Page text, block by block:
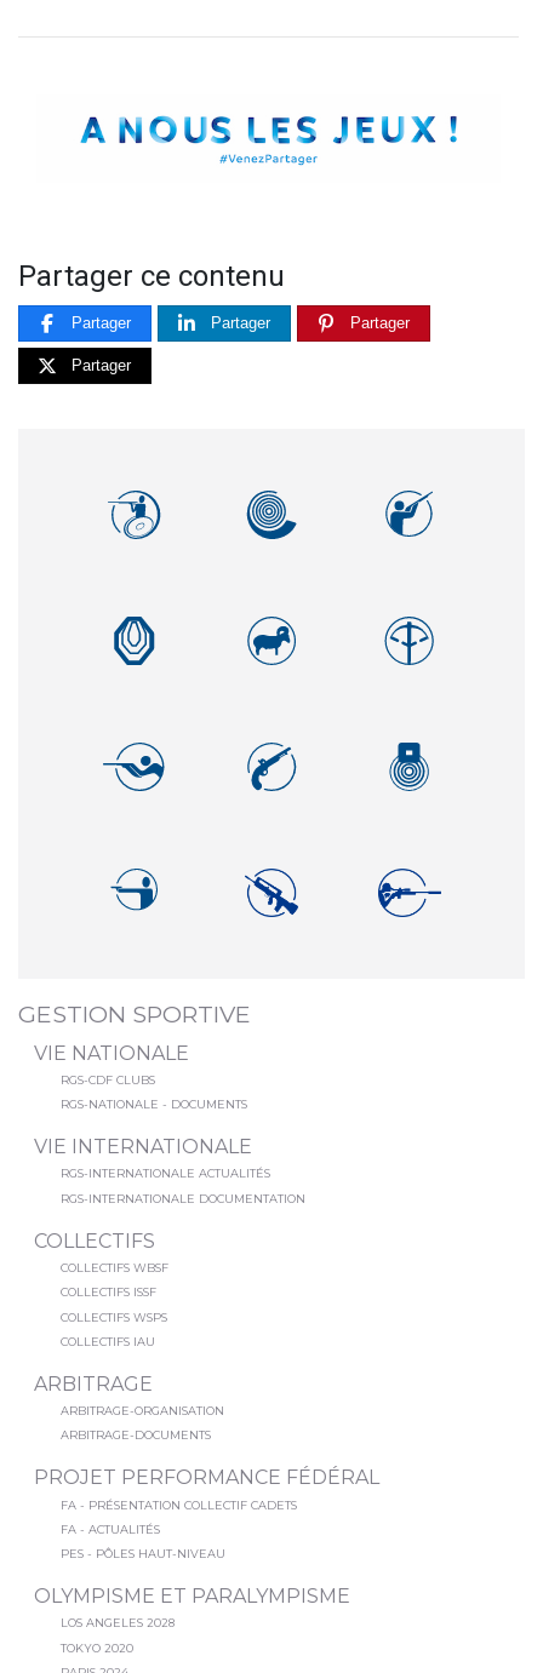
Partager ce contenu
Partager Partager Partager
Partager
GESTION SPORTIVE
VIE NATIONALE
RGS-CDF CLUBS
RGS-NATIONALE - DOCUMENTS
VIE INTERNATIONALE
RGS-INTERNATIONALE ACTUALITÉS
RGS-INTERNATIONALE DOCUMENTATION
COLLECTIFS
COLLECTIFS WBSF
COLLECTIFS ISSF
COLLECTIFS WSPS
COLLECTIFS IAU
ARBITRAGE
ARBITRAGE-ORGANISATION
ARBITRAGE-DOCUMENTS
PROJET PERFORMANCE FÉDÉRAL
FA - PRÉSENTATION COLLECTIF CADETS
FA - ACTUALITÉS
PES - PÔLES HAUT-NIVEAU
OLYMPISME ET PARALYMPISME
LOS ANGELES 2028
TOKYO 2020